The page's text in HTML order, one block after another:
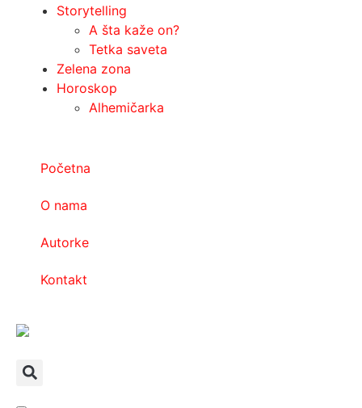
Storytelling
A šta kaže on?
Tetka saveta
Zelena zona
Horoskop
Alhemičarka
Početna
O nama
Autorke
Kontakt